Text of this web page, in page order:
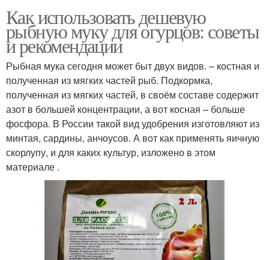
Как использовать дешевую
рыбную муку для огурцов: советы
и рекомендации
Рыбная мука сегодня может быт двух видов. – костная и
полученная из мягких частей рыб. Подкормка,
полученная из мягких частей, в своём составе содержит
азот в большей концентрации, а вот косная – больше
фосфора. В России такой вид удобрения изготовляют из
минтая, сардины, анчоусов. А вот как применять яичную
скорлупу, и для каких культур, изложено в этом
материале .